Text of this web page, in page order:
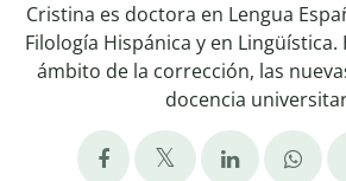
Cristina es doctora en Lengua
Filología Hispánica y en
ámbito de la corrección, las
docencia